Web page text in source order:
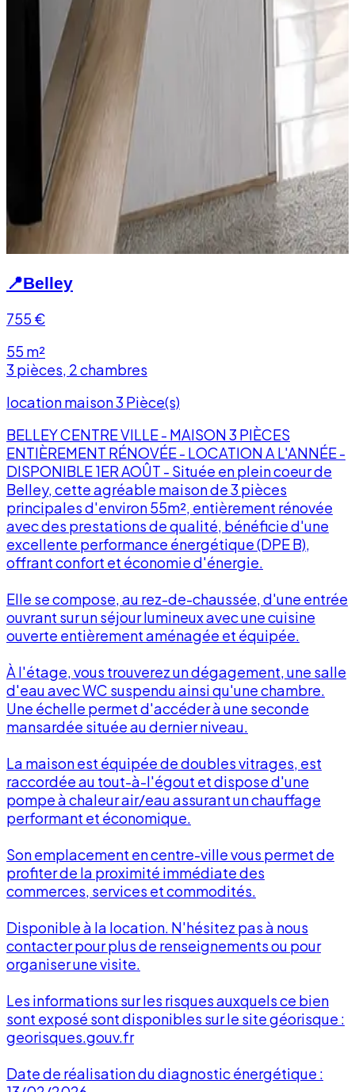
📍Belley
755 €
55 m²
3 pièces, 2 chambres
location maison 3 Pièce(s)
BELLEY CENTRE VILLE - MAISON 3 PIÈCES
ENTIÈREMENT RÉNOVÉE - LOCATION A L'ANNÉE -
DISPONIBLE 1ER AOÛT - Située en plein coeur de
Belley, cette agréable maison de 3 pièces
principales d'environ 55m², entièrement rénovée
avec des prestations de qualité, bénéficie d'une
excellente performance énergétique (DPE B),
offrant confort et économie d'énergie.
Elle se compose, au rez-de-chaussée, d'une entrée
ouvrant sur un séjour lumineux avec une cuisine
ouverte entièrement aménagée et équipée.
À l'étage, vous trouverez un dégagement, une salle
d'eau avec WC suspendu ainsi qu'une chambre.
Une échelle permet d'accéder à une seconde
mansardée située au dernier niveau.
La maison est équipée de doubles vitrages, est
raccordée au tout-à-l'égout et dispose d'une
pompe à chaleur air/eau assurant un chauffage
performant et économique.
Son emplacement en centre-ville vous permet de
profiter de la proximité immédiate des
commerces, services et commodités.
Disponible à la location. N'hésitez pas à nous
contacter pour plus de renseignements ou pour
organiser une visite.
Les informations sur les risques auxquels ce bien
sont exposé sont disponibles sur le site géorisque :
georisques.gouv.fr
Date de réalisation du diagnostic énergétique :